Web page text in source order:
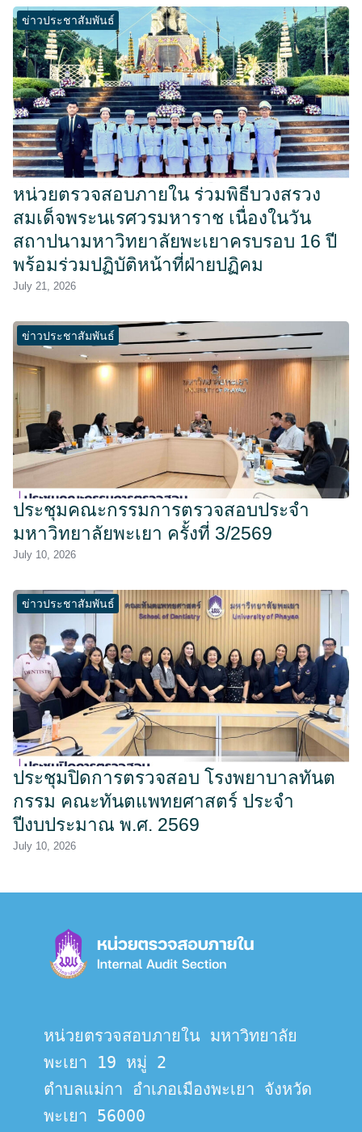
ข่าวประชาสัมพันธ์
หน่วยตรวจสอบภายใน ร่วมพิธีบวงสรวง
สมเด็จพระนเรศวรมหาราช เนื่องในวัน
สถาปนามหาวิทยาลัยพะเยาครบรอบ 16 ปี
พร้อมร่วมปฏิบัติหน้าที่ฝ่ายปฏิคม
July 21, 2026
ข่าวประชาสัมพันธ์
ประชุมคณะกรรมการตรวจสอบประจำ
มหาวิทยาลัยพะเยา ครั้งที่ 3/2569
July 10, 2026
ข่าวประชาสัมพันธ์
ประชุมปิดการตรวจสอบ โรงพยาบาลทันต
กรรม คณะทันตแพทยศาสตร์ ประจำ
ปีงบประมาณ พ.ศ. 2569
July 10, 2026
หน่วยตรวจสอบภายใน มหาวิทยาลัย
พะเยา 19 หมู่ 2
ตำบลแม่กา อำเภอเมืองพะเยา จังหวัด
พะเยา 56000